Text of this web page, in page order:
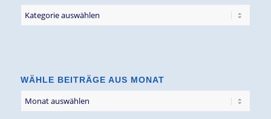
Filter
Blogbeiträge
WÄHLE BEITRÄGE AUS MONAT